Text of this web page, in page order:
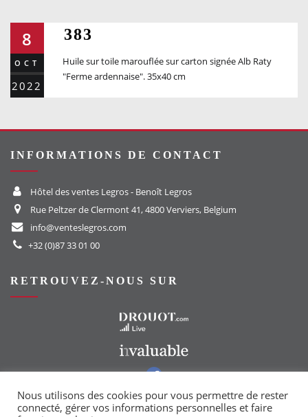
8
OCT
2022
383
Huile sur toile marouflée sur carton signée Alb Raty
"Ferme ardennaise". 35x40 cm
INFORMATIONS DE CONTACT
Hôtel des ventes Legros - Benoît Legros
Rue Peltzer de Clermont 41, 4800 Verviers, Belgium
info@venteslegros.com
+32 (0)87 33 01 00
RETROUVEZ-NOUS SUR
Vers notre groupe Facebook
Nous utilisons des cookies pour vous permettre de rester
connecté, gérer vos informations personnelles et faire